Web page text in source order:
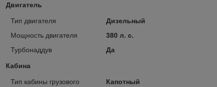
Двигатель
Тип двигателя
Дизельный
Мощность двигателя
380 л. с.
Турбонаддув
Да
Кабина
Тип кабины грузового
Капотный